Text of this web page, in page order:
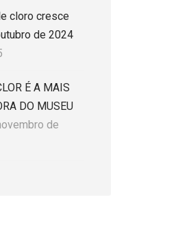
cloro cresce
de 2024
É A MAIS
DO MUSEU
de